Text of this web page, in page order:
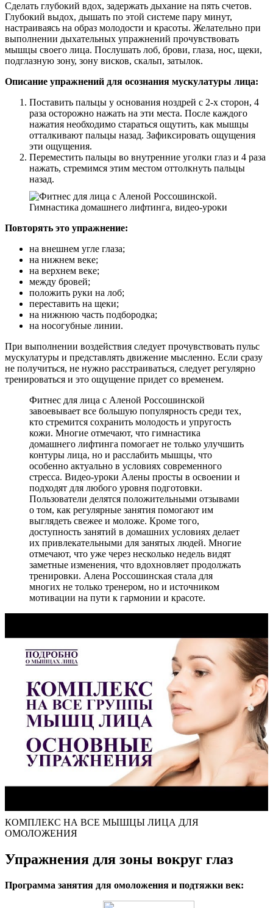
Сделать глубокий вдох, задержать дыхание на пять счетов.
Глубокий выдох, дышать по этой системе пару минут,
настраиваясь на образ молодости и красоты. Желательно при
выполнении дыхательных упражнений прочувствовать
мышцы своего лица. Послушать лоб, брови, глаза, нос, щеки,
подглазную зону, зону висков, скальп, затылок.
Описание упражнений для осознания мускулатуры лица:
Поставить пальцы у основания ноздрей с 2-х сторон, 4
раза осторожно нажать на эти места. После каждого
нажатия необходимо стараться ощутить, как мышцы
отталкивают пальцы назад. Зафиксировать ощущения
эти ощущения.
Переместить пальцы во внутренние уголки глаз и 4 раза
нажать, стремимся этим местом оттолкнуть пальцы
назад.
Повторять это упражнение:
на внешнем угле глаза;
на нижнем веке;
на верхнем веке;
между бровей;
положить руки на лоб;
переставить на щеки;
на нижнюю часть подбородка;
на носогубные линии.
При выполнении воздействия следует прочувствовать пульс
мускулатуры и представлять движение мысленно. Если сразу
не получиться, не нужно расстраиваться, следует регулярно
тренироваться и это ощущение придет со временем.
Фитнес для лица с Аленой Россошинской
завоевывает все большую популярность среди тех,
кто стремится сохранить молодость и упругость
кожи. Многие отмечают, что гимнастика
домашнего лифтинга помогает не только улучшить
контуры лица, но и расслабить мышцы, что
особенно актуально в условиях современного
стресса. Видео-уроки Алены просты в освоении и
подходят для любого уровня подготовки.
Пользователи делятся положительными отзывами
о том, как регулярные занятия помогают им
выглядеть свежее и моложе. Кроме того,
доступность занятий в домашних условиях делает
их привлекательными для занятых людей. Многие
отмечают, что уже через несколько недель видят
заметные изменения, что вдохновляет продолжать
тренировки. Алена Россошинская стала для
многих не только тренером, но и источником
мотивации на пути к гармонии и красоте.
КОМПЛЕКС НА ВСЕ МЫШЦЫ ЛИЦА ДЛЯ
ОМОЛОЖЕНИЯ
Упражнения для зоны вокруг глаз
Программа занятия для омоложения и подтяжки век: